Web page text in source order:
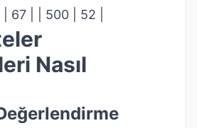
67 | | 500 | 52 |
Nasıl